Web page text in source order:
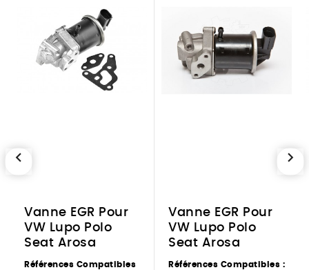
Vanne EGR Pour
VW Lupo Polo
Seat Arosa
Références Compatibles
Vanne EGR Pour
VW Lupo Polo
Seat Arosa
Références Compatibles :
chevron_left chevron_right